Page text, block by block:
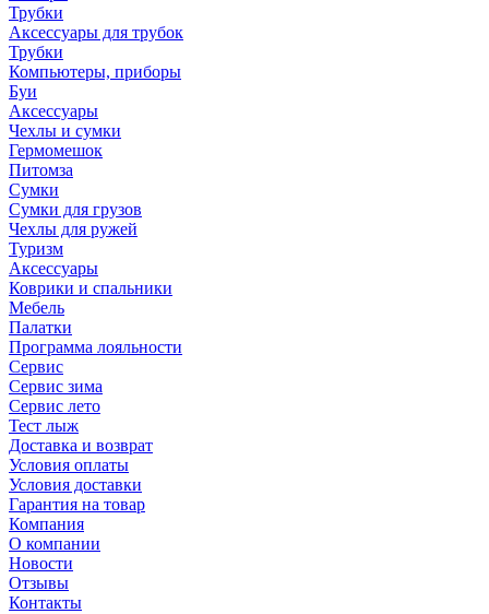
Трубки
Аксессуары для трубок
Трубки
Компьютеры, приборы
Буи
Аксессуары
Чехлы и сумки
Гермомешок
Питомза
Сумки
Сумки для грузов
Чехлы для ружей
Туризм
Аксессуары
Коврики и спальники
Мебель
Палатки
Программа лояльности
Сервис
Сервис зима
Сервис лето
Тест лыж
Доставка и возврат
Условия оплаты
Условия доставки
Гарантия на товар
Компания
О компании
Новости
Отзывы
Контакты